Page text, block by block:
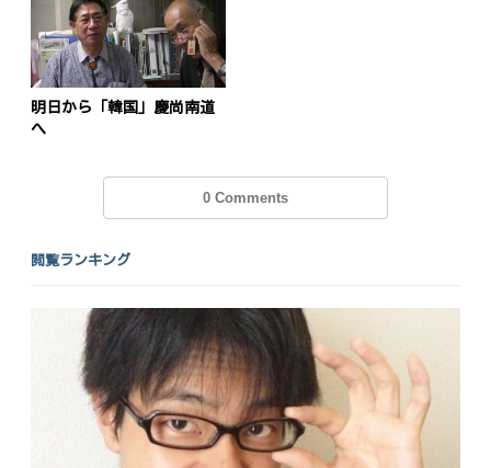
明日から「韓国」慶尚南道
へ
0 Comments
閲覧ランキング